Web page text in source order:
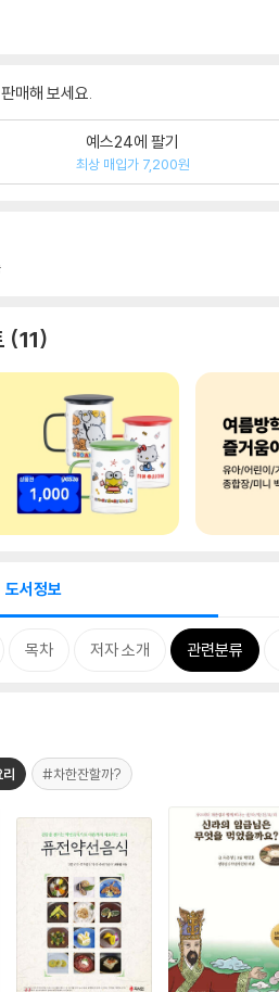
매해 보세요.
예스24에 팔기
최상 매입가 7,200원
11
도서정보
목차 저자 소개 관련분류
#차한잔할까?